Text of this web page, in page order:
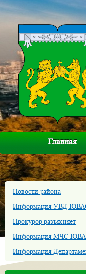
Главная
Новости района
Информация УВД
Прокурор разъясняет
Информация МЧС
Информация